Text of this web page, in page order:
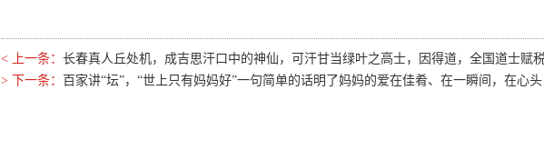
< 上一条：长春真人丘处机，成吉思汗口中的神仙，可汗甘当绿叶之高士，因得道，全国道士赋
> 下一条：
百家讲“坛”，“世上只有妈妈好”一句简单的话明了妈妈的爱在佳肴、在一瞬间，在心头